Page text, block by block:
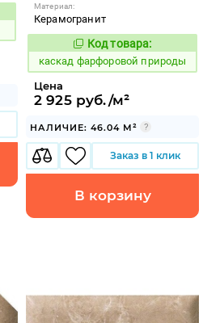
Материал:
Керамогранит
638975
Код товара:
каскад фарфоровой природы
Цена
2 925 руб./м²
НАЛИЧИЕ: 46.04 М²
Заказ в 1 клик
В корзину